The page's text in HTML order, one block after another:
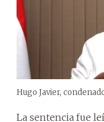
Hugo Javier,
La sentencia fue